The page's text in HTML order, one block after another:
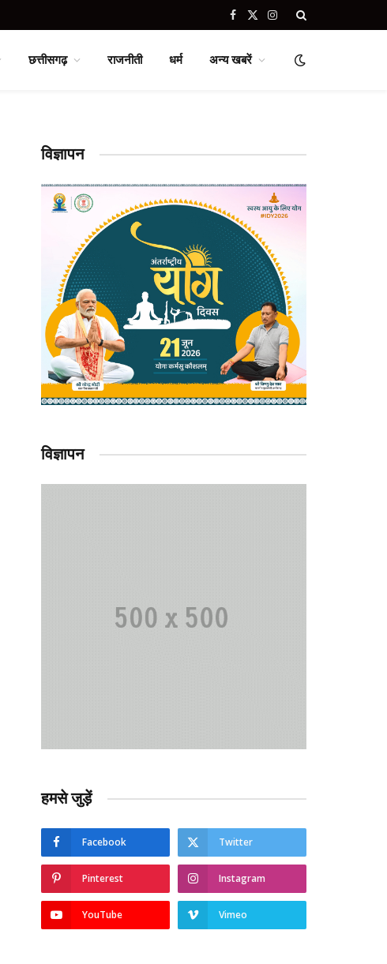
Facebook
X
Instagram
छत्तीसगढ़ राजनीती धर्म अन्य खबरें
विज्ञापन
विज्ञापन
हमसे जुड़ें
Facebook Twitter
Pinterest Instagram
YouTube Vimeo